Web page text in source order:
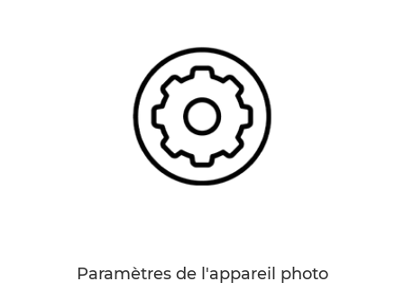
Paramètres de l'appareil photo